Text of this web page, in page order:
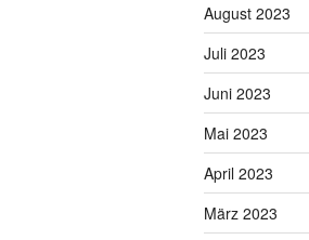
August 2023
Juli 2023
Juni 2023
Mai 2023
April 2023
März 2023